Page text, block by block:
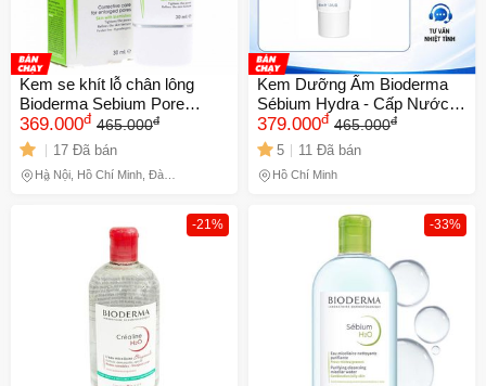
Kem se khít lỗ chân lông
Bioderma Sebium Pore
Refiner 30ml
369.000đ 465.000đ
17 Đã bán
Hà Nội, Hồ Chí Minh, Đà
Kem Dưỡng Ẩm Bioderma
Sébium Hydra - Cấp Nước
Cho Da Khô, Mụn, Giảm Đỏ
Rát 40ml - Chăm Sóc Da
Chuyên Sâu, Không Gây
Mụn
379.000đ 465.000đ
5 11 Đã bán
Hồ Chí Minh
-21% -33%